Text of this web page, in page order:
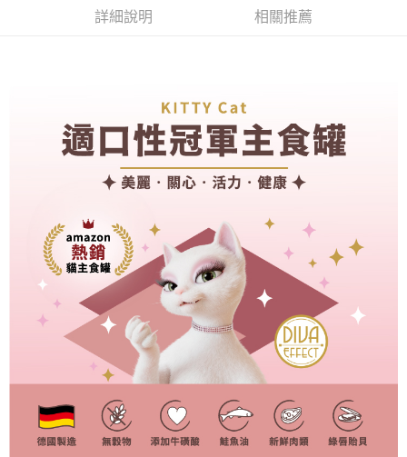
詳細說明 相關推薦